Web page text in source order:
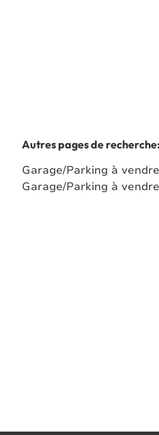
Autres pages de recherche:
Garage/Parking à vendre
Garage/Parking à